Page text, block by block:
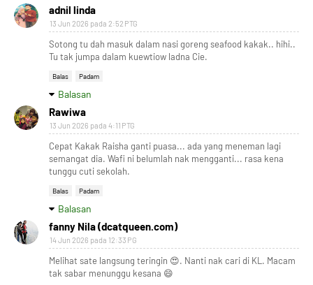
adnil linda
13 Jun 2026 pada 2:52 PTG
Sotong tu dah masuk dalam nasi goreng seafood kakak.. hihi..
Tu tak jumpa dalam kuewtiow ladna Cie.
Balas Padam
Balasan
Rawiwa
13 Jun 2026 pada 4:11 PTG
Cepat Kakak Raisha ganti puasa... ada yang meneman lagi
semangat dia. Wafi ni belumlah nak mengganti... rasa kena
tunggu cuti sekolah.
Balas Padam
Balasan
fanny Nila (dcatqueen.com)
14 Jun 2026 pada 12:33 PG
Melihat sate langsung teringin 😍. Nanti nak cari di KL. Macam
tak sabar menunggu kesana 😄